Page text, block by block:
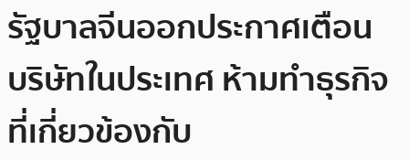
รัฐบาลจีนออกประกาศเตือน
บริษัทในประเทศ ห้ามทำธุรกิจ
ที่เกี่ยวข้องกับ